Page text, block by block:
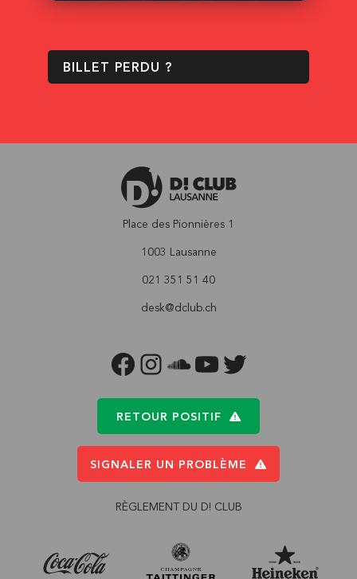
BILLET PERDU ?
Place des Pionnières 1
1003 Lausanne
021 351 51 40
desk@dclub.ch
FACEBOOKINSTAGRAM
SOUNDCLOUD
YOUTUBETWITTER
RETOUR POSITIF
SIGNALER UN PROBLÈME
RÈGLEMENT DU D! CLUB